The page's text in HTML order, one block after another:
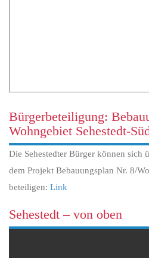
Bürgerbeteiligung:
Wohngebiet Sehestedt-
Die Sehestedter Bürger können sich
dem Projekt Bebauungsplan Nr. 8/
beteiligen: Link
Sehestedt – von oben